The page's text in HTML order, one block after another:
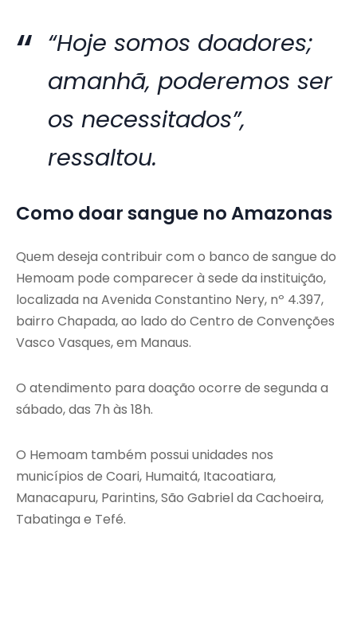
“Hoje somos doadores;
amanhã, poderemos ser
os necessitados”,
ressaltou.
Como doar sangue no Amazonas
Quem deseja contribuir com o banco de sangue do
Hemoam pode comparecer à sede da instituição,
localizada na Avenida Constantino Nery, nº 4.397,
bairro Chapada, ao lado do Centro de Convenções
Vasco Vasques, em Manaus.
O atendimento para doação ocorre de segunda a
sábado, das 7h às 18h.
O Hemoam também possui unidades nos
municípios de Coari, Humaitá, Itacoatiara,
Manacapuru, Parintins, São Gabriel da Cachoeira,
Tabatinga e Tefé.